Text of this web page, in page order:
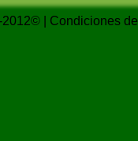
| Condiciones